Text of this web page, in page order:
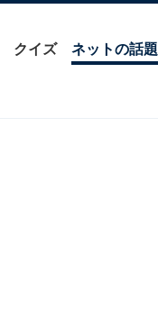
クイズ ネットの話題